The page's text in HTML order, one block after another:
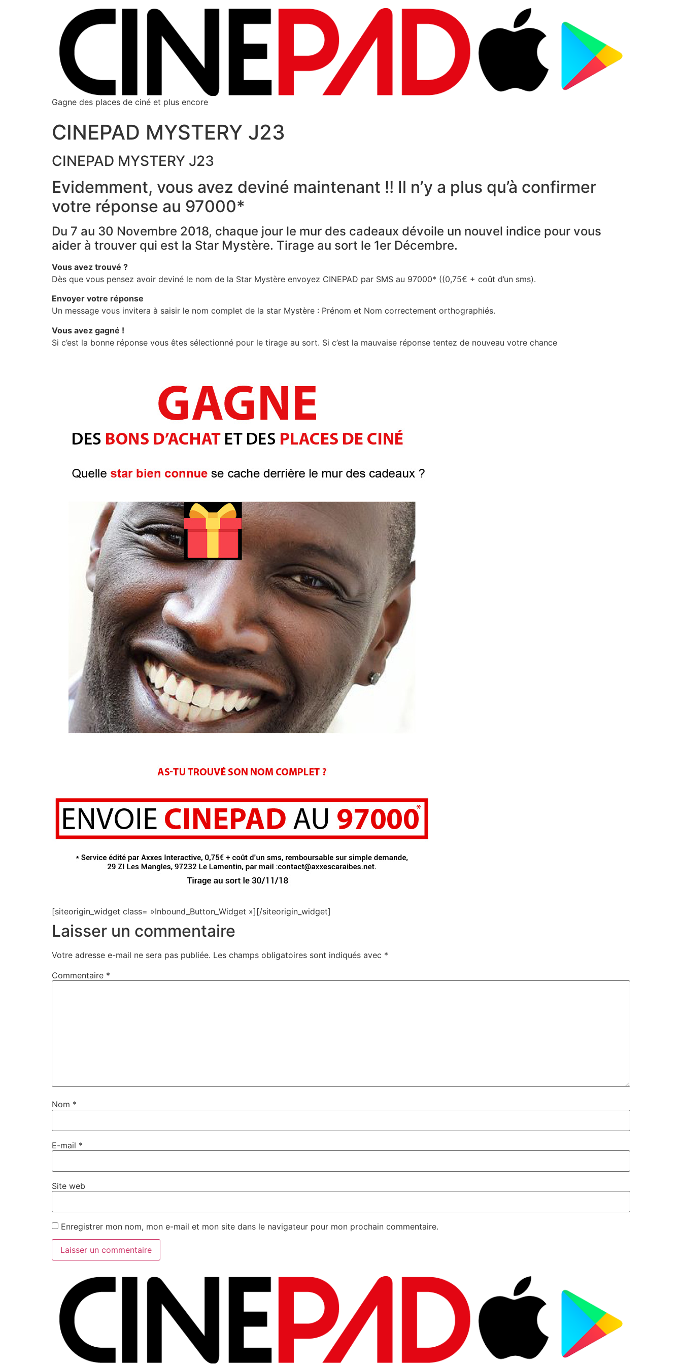
Gagne des places de ciné et plus encore
CINEPAD MYSTERY J23
CINEPAD MYSTERY J23
Evidemment, vous avez deviné maintenant !! Il n’y a plus qu’à confirmer
votre réponse au 97000*
Du 7 au 30 Novembre 2018, chaque jour le mur des cadeaux dévoile un nouvel indice pour vous
aider à trouver qui est la Star Mystère. Tirage au sort le 1er Décembre.
Vous avez trouvé ?
Dès que vous pensez avoir deviné le nom de la Star Mystère envoyez CINEPAD par SMS au 97000* ((0,75€ + coût d’un sms).
Envoyer votre réponse
Un message vous invitera à saisir le nom complet de la star Mystère : Prénom et Nom correctement orthographiés.
Vous avez gagné !
Si c’est la bonne réponse vous êtes sélectionné pour le tirage au sort. Si c’est la mauvaise réponse tentez de nouveau votre chance
[siteorigin_widget class= »Inbound_Button_Widget »][/siteorigin_widget]
Laisser un commentaire
Votre adresse e-mail ne sera pas publiée. Les champs obligatoires sont indiqués avec *
Commentaire *
Nom *
E-mail *
Site web
Enregistrer mon nom, mon e-mail et mon site dans le navigateur pour mon prochain commentaire.